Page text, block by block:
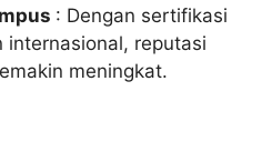
: Dengan sertifikasi
internasional, reputasi
meningkat.